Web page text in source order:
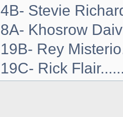
4B- Stevie
8A- Khosrow
19B- Rey
19C- Rick